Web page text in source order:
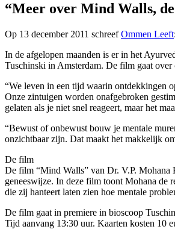
“Meer over Mind Walls,
Op 13 december 2011 schreefOmmen Leeft:
In de afgelopen maanden is er in het
Tuschinski in Amsterdam. De film gaat
“We leven in een tijd waarin ontdekkingen
Onze zintuigen worden onafgebroken
gelaten als je niet snel reageert, maar het
“Bewust of onbewust bouw je mentale
onzichtbaar zijn. Dat maakt het makkelijk
De film
De film “Mind Walls” van Dr. V.P. Mohana
geneeswijze. In deze film toont Mohana de
die zij hanteert laten zien hoe mentale
De film gaat in premiere in bioscoop
Tijd aanvang 13:30 uur. Kaarten kosten 10